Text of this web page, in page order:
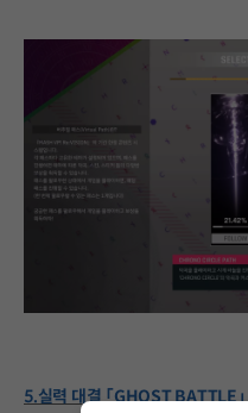
5.실력 대결 「GHOST BATTLE」